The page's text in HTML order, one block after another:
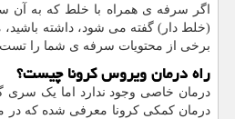
اگر سرفه ی همراه با خلط که به آن
(خلط دار) گفته می شود، داشته
برخی از محتویات سرفه ی شما را تست
راه درمان ویروس کرونا چیست؟
درمان خاصی وجود ندارد اما یک سری
درمان کمکی کرونا معرفی شده که در